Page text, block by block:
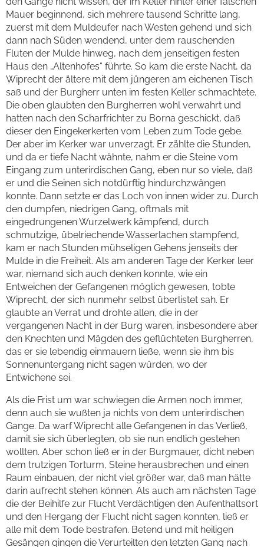
Mauer beginnend, sich mehrere tausend Schritte lang,
zuerst mit dem Muldeufer nach Westen gehend und sich
dann nach Süden wendend, unter dem rauschenden
Fluten der Mulde hinweg, nach dem jenseitigen festen
Haus den „Altenhofes“ führte. So kam die erste Nacht, da
Wiprecht der ältere mit dem jüngeren am eichenen Tisch
saß und der Burgherr unten im festen Keller schmachtete.
Die oben glaubten den Burgherren wohl verwahrt und
hatten nach den Scharfrichter zu Borna geschickt, daß
dieser den Eingekerkerten vom Leben zum Tode gebe.
Der aber im Kerker war unverzagt. Er zählte die Stunden,
und da er tiefe Nacht wähnte, nahm er die Steine vom
Eingang zum unterirdischen Gang, eben nur so viele, daß
er und die Seinen sich notdürftig hindurchzwängen
konnte. Dann setzte er das Loch von innen wider zu. Durch
den dumpfen, niedrigen Gang, oftmals mit
eingedrungenen Wurzelwerk kämpfend, durch
schmutzige, übelriechende Wasserlachen stampfend,
kam er nach Stunden mühseligen Gehens jenseits der
Mulde in die Freiheit. Als am anderen Tage der Kerker leer
war, niemand sich auch denken konnte, wie ein
Entweichen der Gefangenen möglich gewesen, tobte
Wiprecht, der sich nunmehr selbst überlistet sah. Er
glaubte an Verrat und drohte allen, die in der
vergangenen Nacht in der Burg waren, insbesondere aber
den Knechten und Mägden des geflüchteten Burgherren,
das er sie lebendig einmauern ließe, wenn sie ihm bis
Sonnenuntergang nicht sagen würden, wo der
Entwichene sei.
Als die Frist um war schwiegen die Armen noch immer,
denn auch sie wußten ja nichts von dem unterirdischen
Gange. Da warf Wiprecht alle Gefangenen in das Verließ,
damit sie sich überlegten, ob sie nun endlich gestehen
wollten. Aber schon ließ er in der Burgmauer, dicht neben
dem trutzigen Torturm, Steine herausbrechen und einen
Raum einbauen, der nicht viel größer war, daß man hätte
darin aufrecht stehen können. Als auch am nächsten Tage
die der Beihilfe zur Flucht Verdächtigen den Aufenthaltsort
und den Hergang der Flucht nicht sagen konnten, ließ er
alle mit dem Tode bestrafen. Betend und mit heiligen
Gesängen gingen die Verurteilten den letzten Gang nach